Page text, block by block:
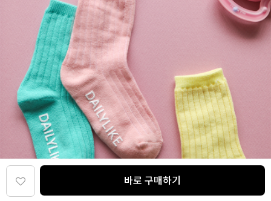
바로 구매하기